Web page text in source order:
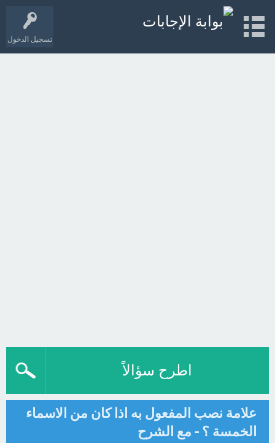
تسجيل الدخول
اطرح سؤالاً
علامة نصب المفعول به اذا كان من الاسماء
الخمسة ؟ - مع الشرح